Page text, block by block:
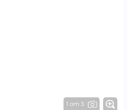
1 от 3